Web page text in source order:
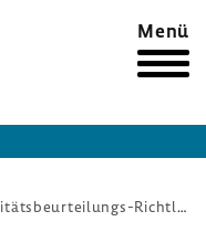
Menü
Qualitätsbeurteilungs-Richtlinien für die Kernspintomographie: Ergänzung einer Übergangsregelung